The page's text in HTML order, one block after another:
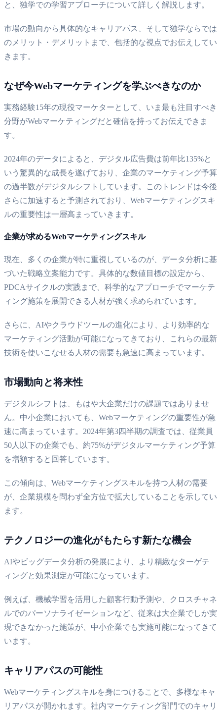
と、独学での学習アプローチについて詳しく解説します。
市場の動向から具体的なキャリアパス、そして独学ならでは
のメリット・デメリットまで、包括的な視点でお伝えしてい
きます。
なぜ今Webマーケティングを学ぶべきなのか
実務経験15年の現役マーケターとして、いま最も注目すべき
分野がWebマーケティングだと確信を持ってお伝えできま
す。
2024年のデータによると、デジタル広告費は前年比135%と
いう驚異的な成長を遂げており、企業のマーケティング予算
の過半数がデジタルシフトしています。このトレンドは今後
さらに加速すると予測されており、Webマーケティングスキ
ルの重要性は一層高まっていきます。
企業が求めるWebマーケティングスキル
現在、多くの企業が特に重視しているのが、データ分析に基
づいた戦略立案能力です。具体的な数値目標の設定から、
PDCAサイクルの実践まで、科学的なアプローチでマーケテ
ィング施策を展開できる人材が強く求められています。
さらに、AIやクラウドツールの進化により、より効率的な
マーケティング活動が可能になってきており、これらの最新
技術を使いこなせる人材の需要も急速に高まっています。
市場動向と将来性
デジタルシフトは、もはや大企業だけの課題ではありませ
ん。中小企業においても、Webマーケティングの重要性が急
速に高まっています。2024年第3四半期の調査では、従業員
50人以下の企業でも、約75%がデジタルマーケティング予算
を増額すると回答しています。
この傾向は、Webマーケティングスキルを持つ人材の需要
が、企業規模を問わず全方位で拡大していることを示してい
ます。
テクノロジーの進化がもたらす新たな機会
AIやビッグデータ分析の発展により、より精緻なターゲテ
ィングと効果測定が可能になっています。
例えば、機械学習を活用した顧客行動予測や、クロスチャネ
ルでのパーソナライゼーションなど、従来は大企業でしか実
現できなかった施策が、中小企業でも実施可能になってきて
います。
キャリアパスの可能性
Webマーケティングスキルを身につけることで、多様なキャ
リアパスが開かれます。社内マーケティング部門でのキャリ